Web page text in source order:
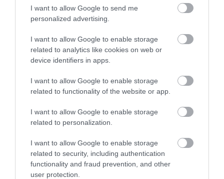
I want to allow Google to send me
personalized advertising.
I want to allow Google to enable storage
related to analytics like cookies on web or
device identifiers in apps.
I want to allow Google to enable storage
related to functionality of the website or app.
I want to allow Google to enable storage
related to personalization.
I want to allow Google to enable storage
related to security, including authentication
functionality and fraud prevention, and other
user protection.
Kényeztetés nélkül nincs nyaralás, ejtsünk szót
tehát az édességekről is. Rendeljünk bátran
klasszikusÉclair fánkot vagy válasszunk párat a
szivárvány minden színében pompázó